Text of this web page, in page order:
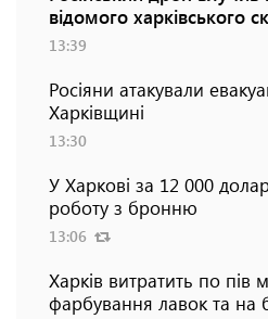
відомого харківського
13:39
Росіяни атакували
Харківщині
13:30
У Харкові за 12 000
роботу з бронню
13:06
Харків витратить по пів
фарбування лавок та на